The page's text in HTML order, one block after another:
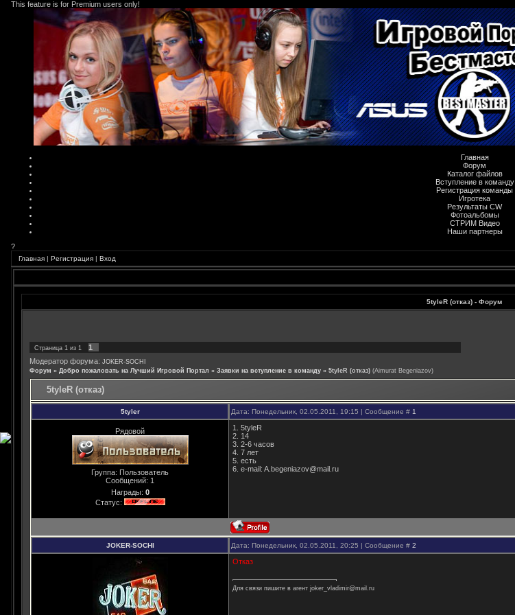
This feature is for Premium users only!
Главная
Форум
Каталог файлов
Вступление в команду
Регистрация команды
Игротека
Результаты CW
Фотоальбомы
СТРИМ Видео
Наши партнеры
?
Главная | Регистрация | Вход
5tyleR (отказ) - Форум
Страница 1 из 1
1
Модератор форума: JOKER-SOCHI
Форум » Добро пожаловать на Лучший Игровой Портал » Заявки на вступление в команду » 5tyleR (отказ) (Aimurat Begeniazov)
5tyleR (отказ)
5tyler Дата: Понедельник, 02.05.2011, 19:15 | Сообщение # 1
Рядовой
Группа: Пользователь
Сообщений: 1
Награды: 0
Статус:
1. 5tyleR
2. 14
3. 2-6 часов
4. 7 лет
5. есть
6. e-mail: A.begeniazov@mail.ru
JOKER-SOCHI Дата: Понедельник, 02.05.2011, 20:25 | Сообщение # 2
Отказ
Для связи пишите в агент joker_vladimir@mail.ru